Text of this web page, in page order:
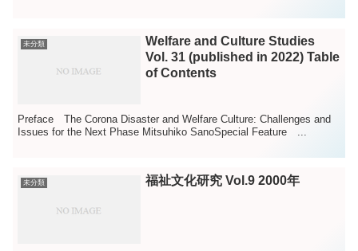
未分類
Welfare and Culture Studies
Vol. 31 (published in 2022) Table
of Contents
Preface The Corona Disaster and Welfare Culture: Challenges and
Issues for the Next Phase Mitsuhiko SanoSpecial Feature ...
未分類 福祉文化研究 Vol.9 2000年